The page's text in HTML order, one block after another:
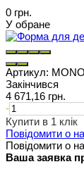
0 грн.
У обране
Артикул:
Закінчився
4 671,16 грн.
-
Купити в 1 клік
Повідомити о
Повідомити о
Ваша заявка